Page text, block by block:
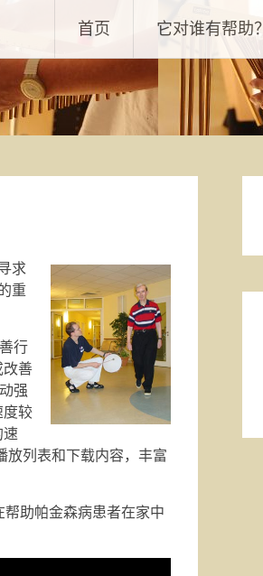
首页 它对谁有帮助？
求
重
行
改善
强
度较
放列表和下载内容，丰富
助帕金森病患者在家中